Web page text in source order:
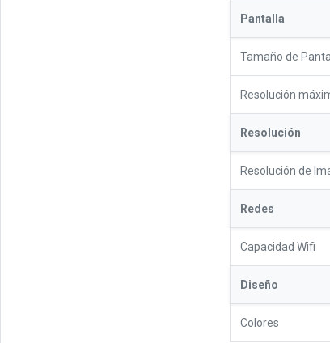
Pantalla
Tamaño de
Resolución
Resolución
Resolución de
Redes
Capacidad Wifi
Diseño
Colores